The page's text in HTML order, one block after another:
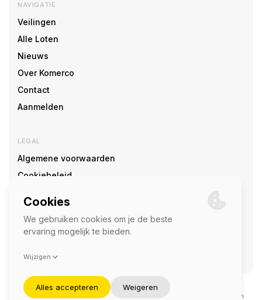
NAVIGATIE
Veilingen
Alle Loten
Nieuws
Over Komerco
Contact
Aanmelden
LEGAL
Algemene voorwaarden
Cookiebeleid
SOCIAL
©2026 — Komerco
Deze site wordt beschermd door reCAPTCHA en het
en